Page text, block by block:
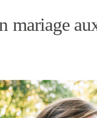
mariage